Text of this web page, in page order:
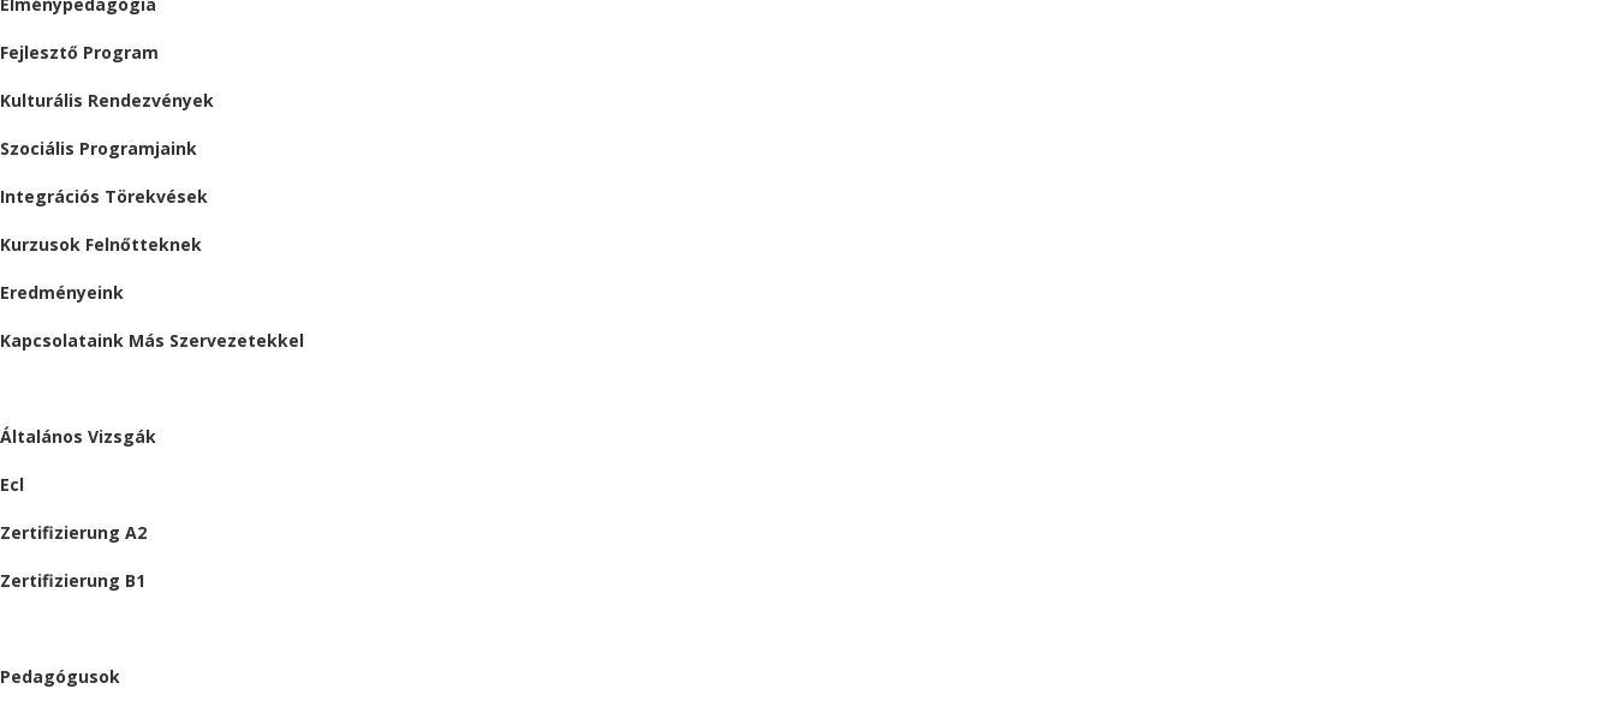
Fejlesztő Program
Kulturális Rendezvények
Szociális Programjaink
Integrációs Törekvések
Kurzusok Felnőtteknek
Eredményeink
Kapcsolataink Más Szervezetekkel
Általános Vizsgák
Ecl
Zertifizierung A2
Zertifizierung B1
Pedagógusok